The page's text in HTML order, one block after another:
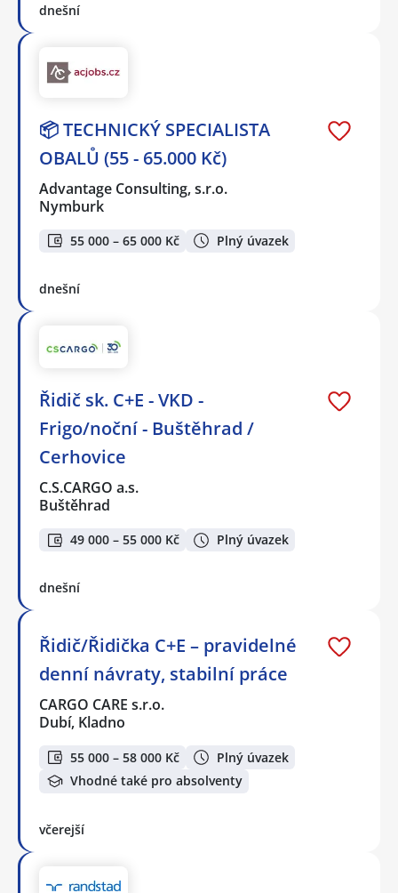
dnešní
📦 TECHNICKÝ SPECIALISTA
OBALŮ (55 - 65.000 Kč)
Advantage Consulting, s.r.o.
Nymburk
55 000 – 65 000 Kč Plný úvazek
dnešní
Řidič sk. C+E - VKD -
Frigo/noční - Buštěhrad /
Cerhovice
C.S.CARGO a.s.
Buštěhrad
49 000 – 55 000 Kč Plný úvazek
dnešní
Řidič/Řidička C+E – pravidelné
denní návraty, stabilní práce
CARGO CARE s.r.o.
Dubí, Kladno
55 000 – 58 000 Kč
Plný úvazek
Vhodné také pro absolventy
včerejší